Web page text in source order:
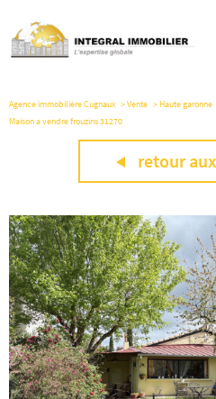
Agence immobilière Cugnaux Vente Haute garonne
Maison a vendre frouzins 31270
retour